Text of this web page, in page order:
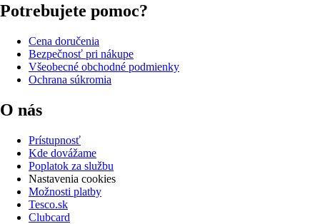
Potrebujete pomoc?
Cena doručenia
Bezpečnosť pri nákupe
Všeobecné obchodné podmienky
Ochrana súkromia
O nás
Prístupnosť
Kde dovážame
Poplatok za službu
Nastavenia cookies
Možnosti platby
Tesco.sk
Clubcard